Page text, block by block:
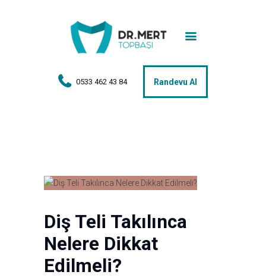
0533 462 43 84 Randevu Al
Anasayfa
Tedaviler
Hakkımda
İletişim
Diş Teli Takılınca
Nelere Dikkat
Edilmeli?